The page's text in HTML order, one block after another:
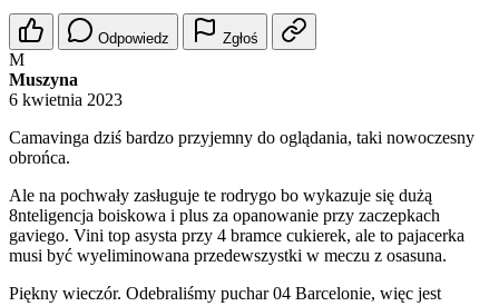
Odpowiedz Zgłoś
M
Muszyna
6 kwietnia 2023
Camavinga dziś bardzo przyjemny do oglądania, taki nowoczesny
obrońca.
Ale na pochwały zasługuje te rodrygo bo wykazuje się dużą
8nteligencja boiskowa i plus za opanowanie przy zaczepkach
gaviego. Vini top asysta przy 4 bramce cukierek, ale to pajacerka
musi być wyeliminowana przedewszystki w meczu z osasuna.
Piękny wieczór. Odebraliśmy puchar 04 Barcelonie, więc jest